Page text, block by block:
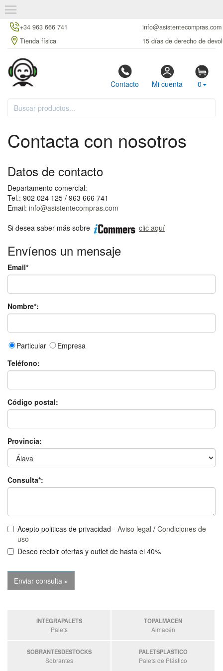
+34 963 666 741
info@asistentecompras.com
Tienda física
15 días de derecho de
Contacto Mi cuenta 0
Contacta con nosotros
Datos de contacto
Departamento comercial:
Tel.: 902 024 125 / 963 666 741
Email: info@asistentecompras.com
Si desea saber más sobre
clic aquí
Envíenos un mensaje
Email*
Nombre*:
Particular
Empresa
Teléfono:
Código postal:
Provincia:
Consulta*:
Acepto politicas de privacidad - Aviso legal / Condiciones de
uso
Deseo recibir ofertas y outlet de hasta el 40%
INTEGRAPALETS
Palets
TOPALMACEN
Almacén
SOBRANTESDESTOCKS
Sobrantes
PALETSPLASTICO
Palets de Plástico